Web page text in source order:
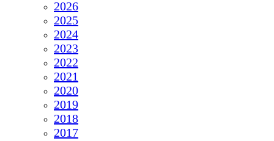
2026
2025
2024
2023
2022
2021
2020
2019
2018
2017